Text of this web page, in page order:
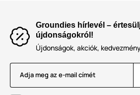
Groundies hírlevél –
újdonságokról!
Újdonságok, akciók,
Adja meg az e-mail címét